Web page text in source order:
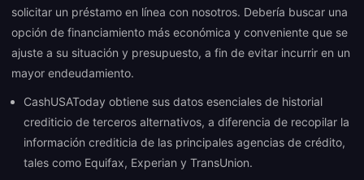
solicitar un préstamo en línea con nosotros. Debería buscar una
opción de financiamiento más económica y conveniente que se
ajuste a su situación y presupuesto, a fin de evitar incurrir en un
mayor endeudamiento.
CashUSAToday obtiene sus datos esenciales de historial
crediticio de terceros alternativos, a diferencia de recopilar la
información crediticia de las principales agencias de crédito,
tales como Equifax, Experian y TransUnion.